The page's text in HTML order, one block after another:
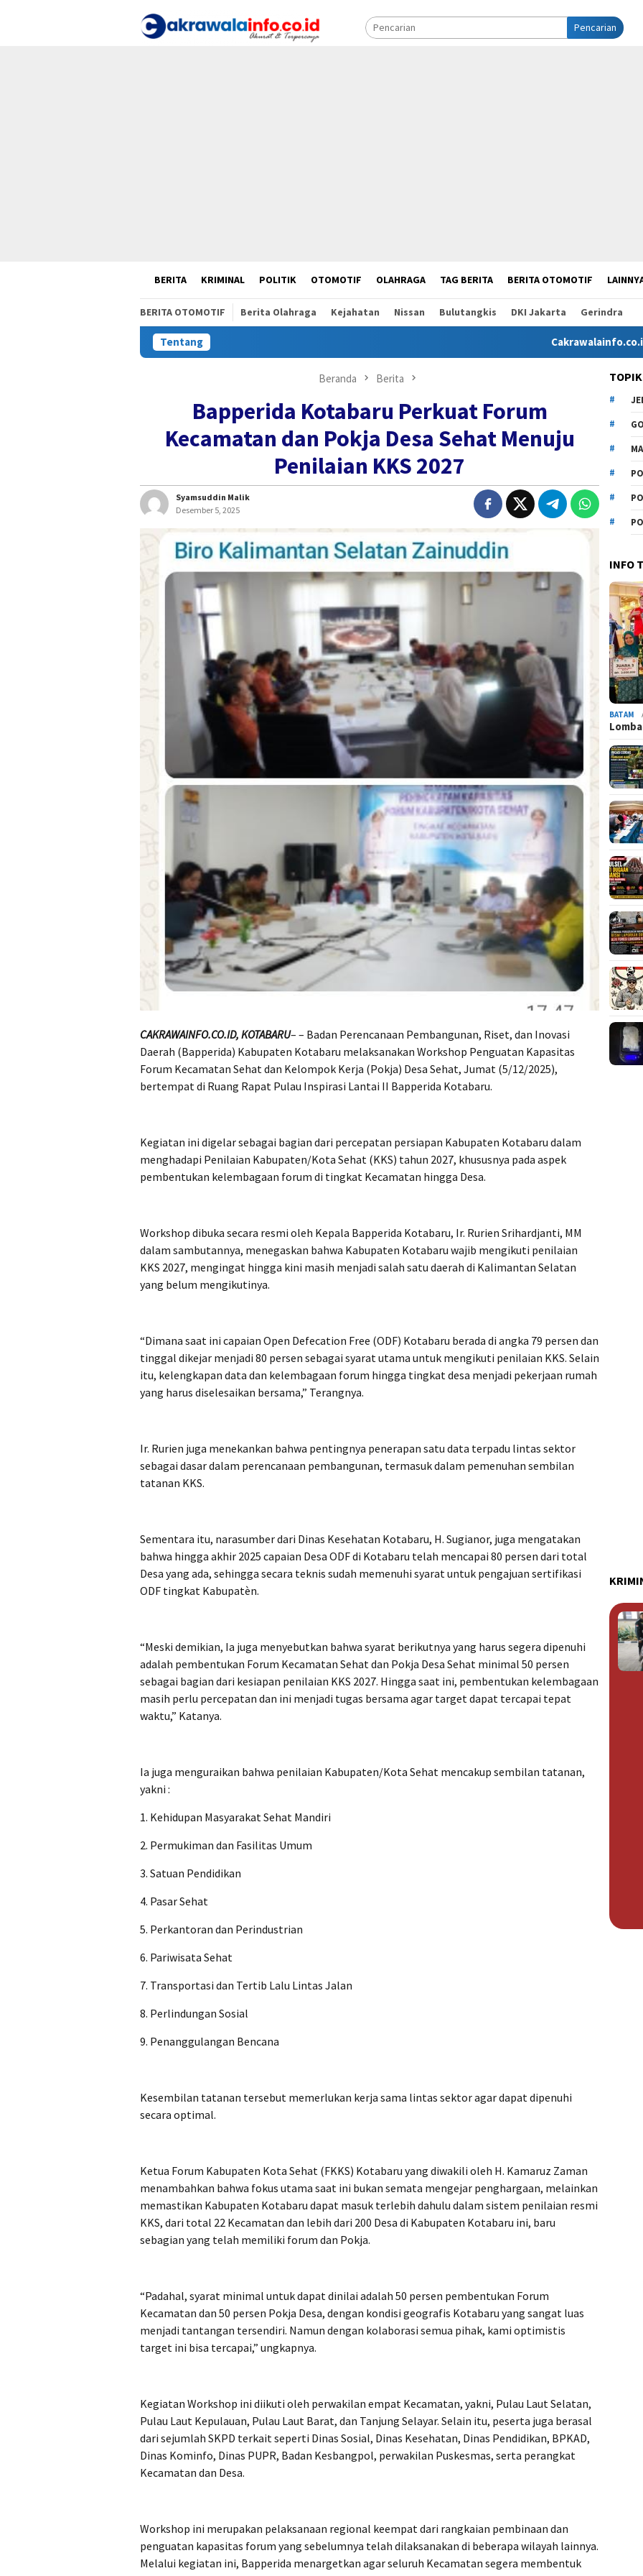
Pencarian
HOMEBERITA KRIMINAL POLITIK OTOMOTIF OLAHRAGA TAG BERITA BERITA OTOMOTIF
BERITA OTOMOTIF Berita Olahraga Kejahatan Nissan Bulutangkis DKI Jakarta Gerindra
Tentang Cakrawalainfo.co.id hadir
Beranda Berita
Bapperida Kotabaru Perkuat Forum
Kecamatan dan Pokja Desa Sehat Menuju
Penilaian KKS 2027
Syamsuddin Malik
Desember 5, 2025
CAKRAWAINFO.CO.ID, KOTABARU– – Badan Perencanaan Pembangunan, Riset, dan Inovasi
Daerah (Bapperida) Kabupaten Kotabaru melaksanakan Workshop Penguatan Kapasitas
Forum Kecamatan Sehat dan Kelompok Kerja (Pokja) Desa Sehat, Jumat (5/12/2025),
bertempat di Ruang Rapat Pulau Inspirasi Lantai II Bapperida Kotabaru.
Kegiatan ini digelar sebagai bagian dari percepatan persiapan Kabupaten Kotabaru dalam
menghadapi Penilaian Kabupaten/Kota Sehat (KKS) tahun 2027, khususnya pada aspek
pembentukan kelembagaan forum di tingkat Kecamatan hingga Desa.
Workshop dibuka secara resmi oleh Kepala Bapperida Kotabaru, Ir. Rurien Srihardjanti, MM
dalam sambutannya, menegaskan bahwa Kabupaten Kotabaru wajib mengikuti penilaian
KKS 2027, mengingat hingga kini masih menjadi salah satu daerah di Kalimantan Selatan
yang belum mengikutinya.
“Dimana saat ini capaian Open Defecation Free (ODF) Kotabaru berada di angka 79 persen dan
tinggal dikejar menjadi 80 persen sebagai syarat utama untuk mengikuti penilaian KKS. Selain
itu, kelengkapan data dan kelembagaan forum hingga tingkat desa menjadi pekerjaan rumah
yang harus diselesaikan bersama,” Terangnya.
Ir. Rurien juga menekankan bahwa pentingnya penerapan satu data terpadu lintas sektor
sebagai dasar dalam perencanaan pembangunan, termasuk dalam pemenuhan sembilan
tatanan KKS.
Sementara itu, narasumber dari Dinas Kesehatan Kotabaru, H. Sugianor, juga mengatakan
bahwa hingga akhir 2025 capaian Desa ODF di Kotabaru telah mencapai 80 persen dari total
Desa yang ada, sehingga secara teknis sudah memenuhi syarat untuk pengajuan sertifikasi
ODF tingkat Kabupatèn.
“Meski demikian, Ia juga menyebutkan bahwa syarat berikutnya yang harus segera dipenuhi
adalah pembentukan Forum Kecamatan Sehat dan Pokja Desa Sehat minimal 50 persen
sebagai bagian dari kesiapan penilaian KKS 2027. Hingga saat ini, pembentukan kelembagaan
masih perlu percepatan dan ini menjadi tugas bersama agar target dapat tercapai tepat
waktu,” Katanya.
Ia juga menguraikan bahwa penilaian Kabupaten/Kota Sehat mencakup sembilan tatanan,
yakni :
1. Kehidupan Masyarakat Sehat Mandiri
2. Permukiman dan Fasilitas Umum
3. Satuan Pendidikan
4. Pasar Sehat
5. Perkantoran dan Perindustrian
6. Pariwisata Sehat
7. Transportasi dan Tertib Lalu Lintas Jalan
8. Perlindungan Sosial
9. Penanggulangan Bencana
Kesembilan tatanan tersebut memerlukan kerja sama lintas sektor agar dapat dipenuhi
secara optimal.
Ketua Forum Kabupaten Kota Sehat (FKKS) Kotabaru yang diwakili oleh H. Kamaruz Zaman
menambahkan bahwa fokus utama saat ini bukan semata mengejar penghargaan, melainkan
memastikan Kabupaten Kotabaru dapat masuk terlebih dahulu dalam sistem penilaian resmi
KKS, dari total 22 Kecamatan dan lebih dari 200 Desa di Kabupaten Kotabaru ini, baru
sebagian yang telah memiliki forum dan Pokja.
“Padahal, syarat minimal untuk dapat dinilai adalah 50 persen pembentukan Forum
Kecamatan dan 50 persen Pokja Desa, dengan kondisi geografis Kotabaru yang sangat luas
menjadi tantangan tersendiri. Namun dengan kolaborasi semua pihak, kami optimistis
target ini bisa tercapai,” ungkapnya.
Kegiatan Workshop ini diikuti oleh perwakilan empat Kecamatan, yakni, Pulau Laut Selatan,
Pulau Laut Kepulauan, Pulau Laut Barat, dan Tanjung Selayar. Selain itu, peserta juga berasal
dari sejumlah SKPD terkait seperti Dinas Sosial, Dinas Kesehatan, Dinas Pendidikan, BPKAD,
Dinas Kominfo, Dinas PUPR, Badan Kesbangpol, perwakilan Puskesmas, serta perangkat
Kecamatan dan Desa.
Workshop ini merupakan pelaksanaan regional keempat dari rangkaian pembinaan dan
penguatan kapasitas forum yang sebelumnya telah dilaksanakan di beberapa wilayah lainnya.
Melalui kegiatan ini, Bapperida menargetkan agar seluruh Kecamatan segera membentuk
INFO
BATAM